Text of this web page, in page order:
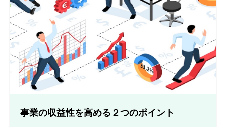
事業の収益性を高める２つのポイント